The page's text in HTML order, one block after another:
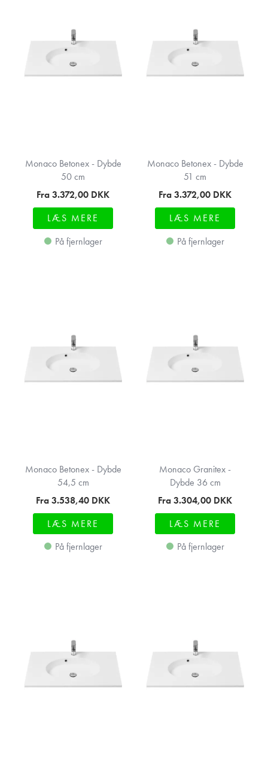
Monaco Betonex - Dybde
50 cm
Fra 3.372,00 DKK
LÆS MERE
På fjernlager
Monaco Betonex - Dybde
51 cm
Fra 3.372,00 DKK
LÆS MERE
På fjernlager
Monaco Betonex - Dybde
54,5 cm
Fra 3.538,40 DKK
LÆS MERE
På fjernlager
Monaco Granitex -
Dybde 36 cm
Fra 3.304,00 DKK
LÆS MERE
På fjernlager